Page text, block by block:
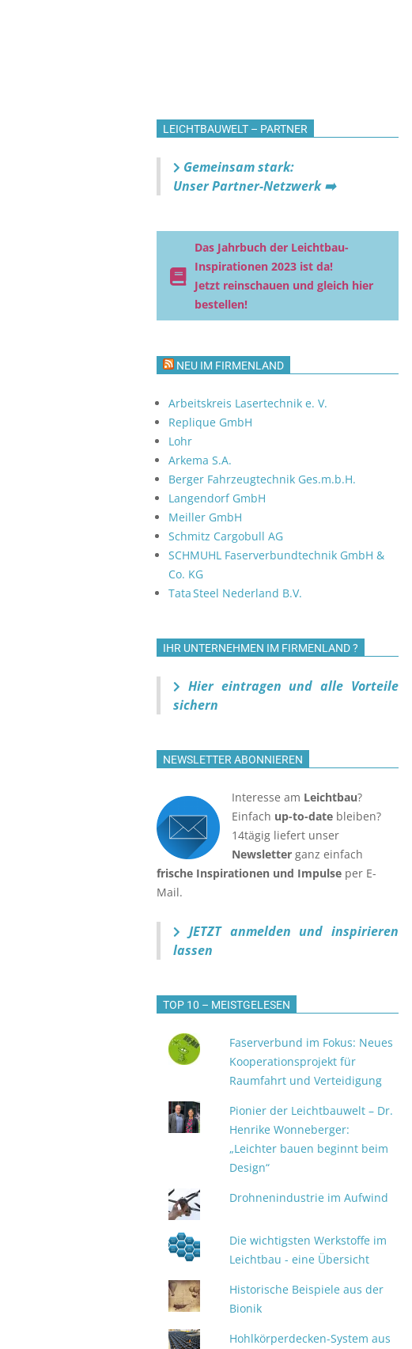
LEICHTBAUWELT – PARTNER
Gemeinsam stark:
Unser Partner-Netzwerk ➡️
Das Jahrbuch der Leichtbau-
Inspirationen 2023 ist da!
Jetzt reinschauen und gleich hier
bestellen!
NEU IM FIRMENLAND
Arbeitskreis Lasertechnik e. V.
Replique GmbH
Lohr
Arkema S.A.
Berger Fahrzeugtechnik Ges.m.b.H.
Langendorf GmbH
Meiller GmbH
Schmitz Cargobull AG
SCHMUHL Faserverbundtechnik GmbH &
Co. KG
Tata Steel Nederland B.V.
IHR UNTERNEHMEN IM FIRMENLAND ?
Hier eintragen und alle Vorteile
sichern
NEWSLETTER ABONNIEREN
Interesse am Leichtbau?
Einfach up-to-date bleiben?
14tägig liefert unser
Newsletter ganz einfach
frische Inspirationen und Impulse per E-
Mail.
JETZT anmelden und inspirieren
lassen
TOP 10 – MEISTGELESEN
Faserverbund im Fokus: Neues
Kooperationsprojekt für
Raumfahrt und Verteidigung
Pionier der Leichtbauwelt – Dr.
Henrike Wonneberger:
„Leichter bauen beginnt beim
Design“
Drohnenindustrie im Aufwind
Die wichtigsten Werkstoffe im
Leichtbau - eine Übersicht
Historische Beispiele aus der
Bionik
Hohlkörperdecken-System aus